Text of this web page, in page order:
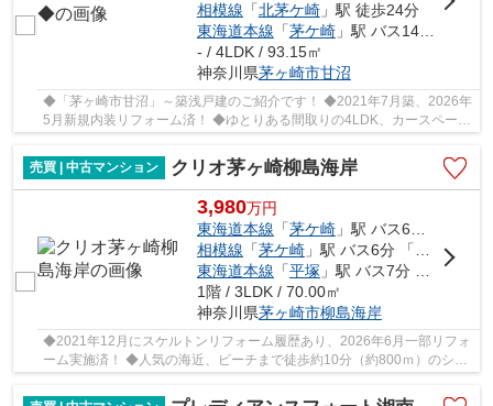
相模線 「北茅ケ崎」駅 徒歩24分
東海道本線 「茅ケ崎」駅 バス14分 「甘沼」 停歩3分
- / 4LDK / 93.15㎡
神奈川県茅ヶ崎市甘沼
◆「茅ヶ崎市甘沼」～築浅戸建のご紹介です！ ◆2021年7月築、2026年
5月新規内装リフォーム済！ ◆ゆとりある間取りの4LDK、カースペース
売買 | 中古マンション
クリオ茅ヶ崎柳島海岸
3,980万円
東海道本線 「茅ケ崎」駅 バス6分 「団地中央」 停歩7分
相模線 「茅ケ崎」駅 バス6分 「団地中央」 停歩7分
東海道本線 「平塚 」駅 バス7分 「団地中央」 停歩6分車12分 4.1km
1階 / 3LDK / 70.00㎡
神奈川県茅ヶ崎市柳島海岸
◆2021年12月にスケルトンリフォーム履歴あり、2026年6月一部リフォ
ーム実施済！ ◆人気の海近、ビーチまで徒歩約10分（約800ｍ）のシー